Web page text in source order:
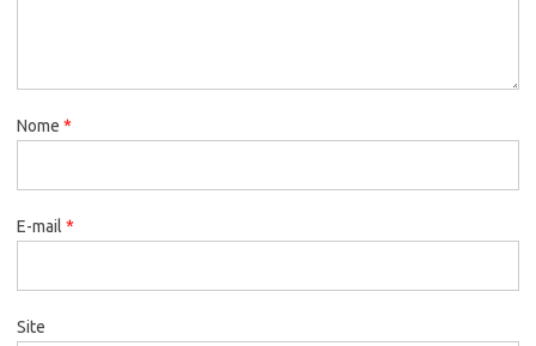
Nome *
E-mail *
Site